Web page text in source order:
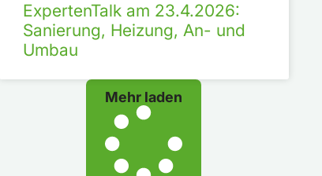
ExpertenTalk am 23.4.2026:
Sanierung, Heizung, An- und
Umbau
Mehr laden